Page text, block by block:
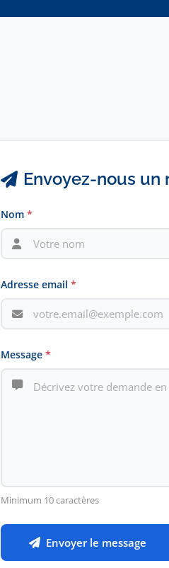
Envoyez-nous un
Nom *
Adresse email *
Message *
Minimum 10 caractères
Envoyer le message